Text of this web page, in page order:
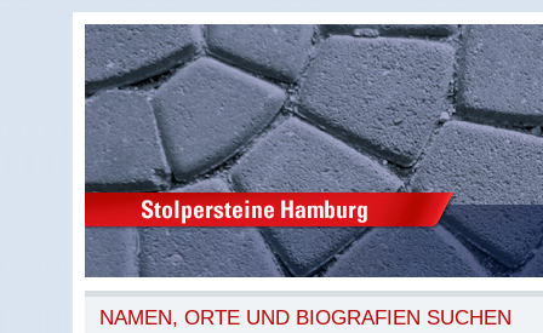
NAMEN, ORTE UND BIOGRAFIEN SUCHEN